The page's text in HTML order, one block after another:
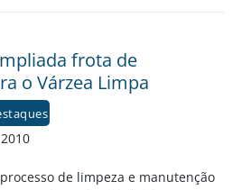
frota de
o Várzea Limpa
de limpeza e manutenção